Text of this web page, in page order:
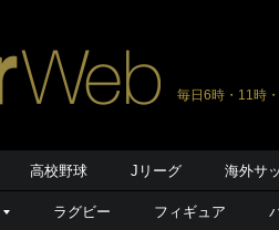
毎日6時・11時
高校野球 Jリーグ 海外サ
ラグビー フィギュア